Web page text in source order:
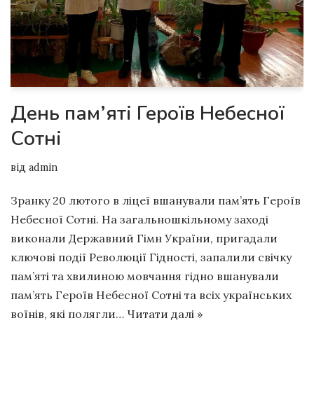
День пам’яті Героїв Небесної
Сотні
від admin
Зранку 20 лютого в ліцеї вшанували пам’ять Героїв
Небесної Сотні. На загальношкільному заході
виконали Державний Гімн України, пригадали
ключові події Революції Гідності, запалили свічку
пам’яті та хвилиною мовчання гідно вшанували
пам’ять Героїв Небесної Сотні та всіх українських
воїнів, які полягли… Читати далі »